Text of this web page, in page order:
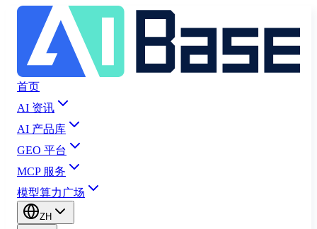
首页
AI 资讯
AI 产品库
GEO 平台
MCP 服务
模型算力广场
ZH